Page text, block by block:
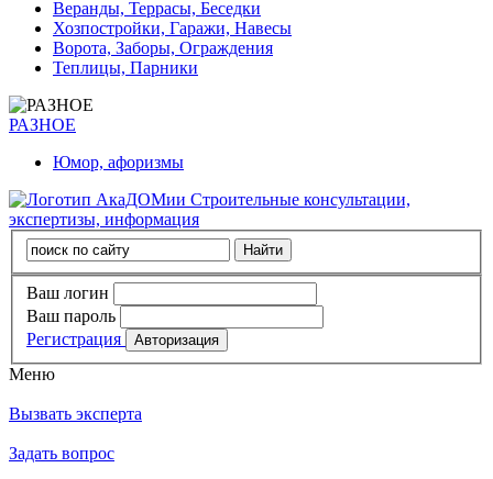
Веранды, Террасы, Беседки
Хозпостройки, Гаражи, Навесы
Ворота, Заборы, Ограждения
Теплицы, Парники
РАЗНОЕ
Юмор, афоризмы
Строительные консультации,
экспертизы, информация
Ваш логин
Ваш пароль
Регистрация
Меню
Вызвать эксперта
Задать вопрос